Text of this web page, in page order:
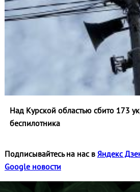
Над Курской областью сбито 173
беспилотника
Подписывайтесь на нас в Яндекс
Google новости